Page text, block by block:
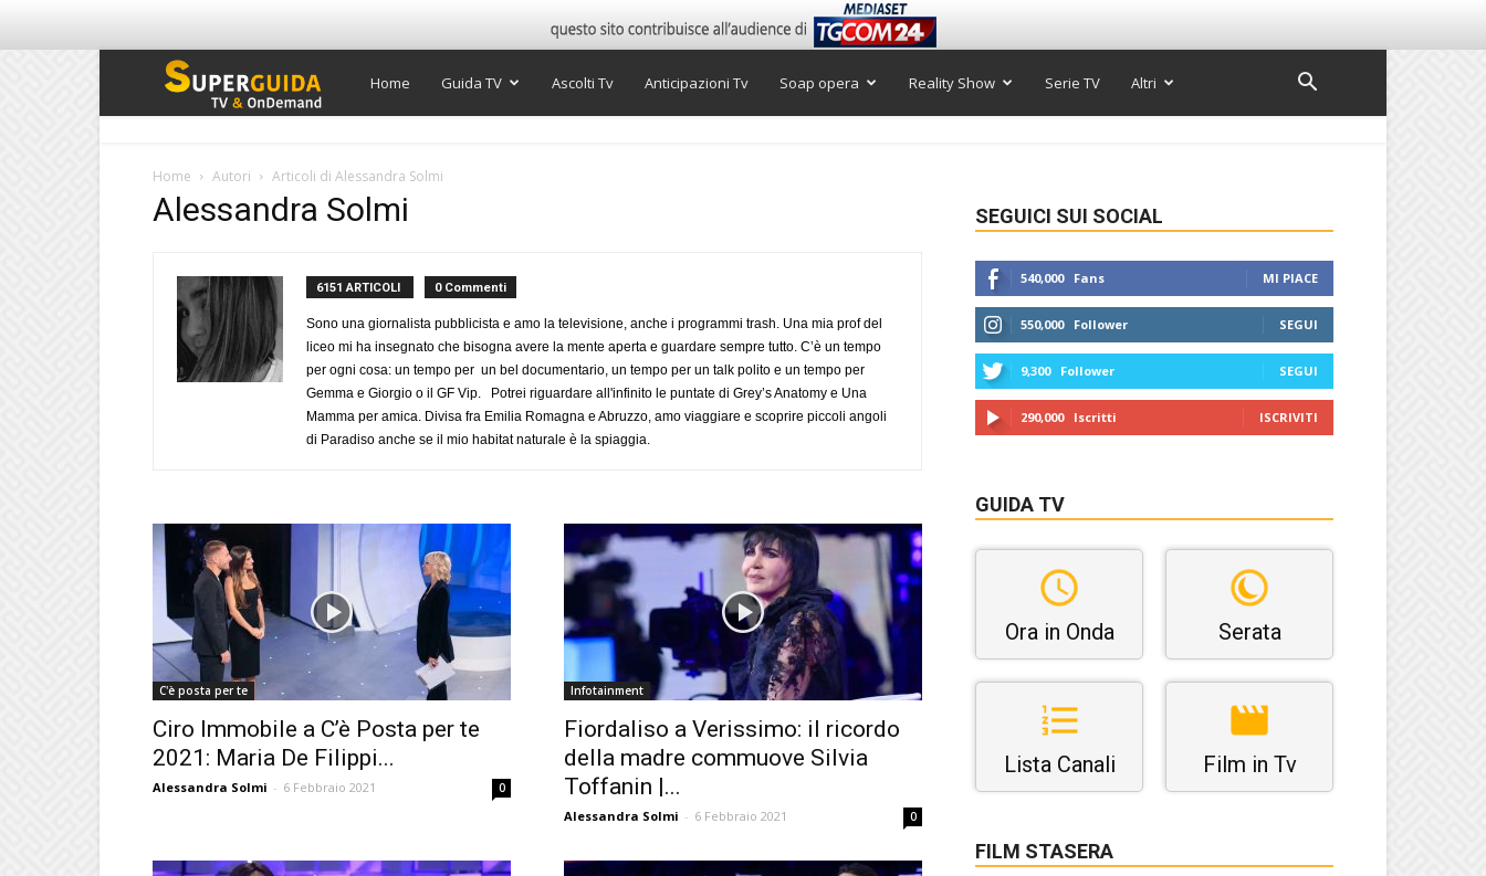
Super
TV
Home Guida TV Ascolti Tv Anticipazioni Tv Soap opera Reality Show Serie TV Altri
Home Autori Articoli di Alessandra Solmi
Alessandra Solmi
6151 ARTICOLI 0 Commenti
Sono una giornalista pubblicista e amo la televisione, anche i programmi trash. Una mia prof del
liceo mi ha insegnato che bisogna avere la mente aperta e guardare sempre tutto. C’è un tempo
per ogni cosa: un tempo per un bel documentario, un tempo per un talk polito e un tempo per
Gemma e Giorgio o il GF Vip. Potrei riguardare all'infinito le puntate di Grey’s Anatomy e Una
Mamma per amica. Divisa fra Emilia Romagna e Abruzzo, amo viaggiare e scoprire piccoli angoli
di Paradiso anche se il mio habitat naturale è la spiaggia.
C'è posta per te
Ciro Immobile a C’è Posta per te
2021: Maria De Filippi...
Alessandra Solmi - 6 Febbraio 2021 0
Infotainment
Fiordaliso a Verissimo: il ricordo
della madre commuove Silvia
Toffanin |...
Alessandra Solmi - 6 Febbraio 2021 0
SEGUICI SUI SOCIAL
540,000 Fans MI PIACE
550,000 Follower SEGUI
9,300 Follower SEGUI
290,000 Iscritti ISCRIVITI
GUIDA TV
Ora in Onda Serata
Lista Canali Film in Tv
FILM STASERA